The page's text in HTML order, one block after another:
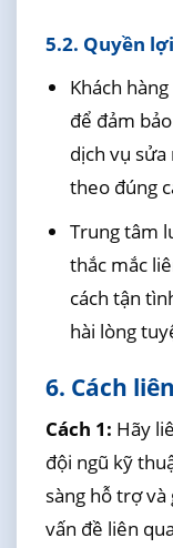
5.2. Quyền
Khách
để đảm
dịch vụ
theo đúng
Trung tâm
thắc mắc
cách tận
hài lòng
6. Cách
Cách 1: Hãy
đội ngũ kỹ
sàng hỗ trợ và
vấn đề liên